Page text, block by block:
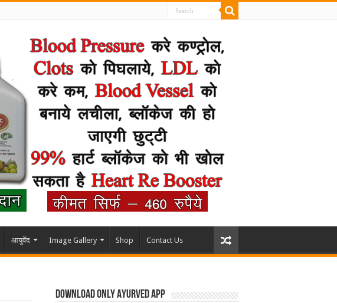
आयुर्वेद Image Gallery Shop Contact Us
Download Only Ayurved App